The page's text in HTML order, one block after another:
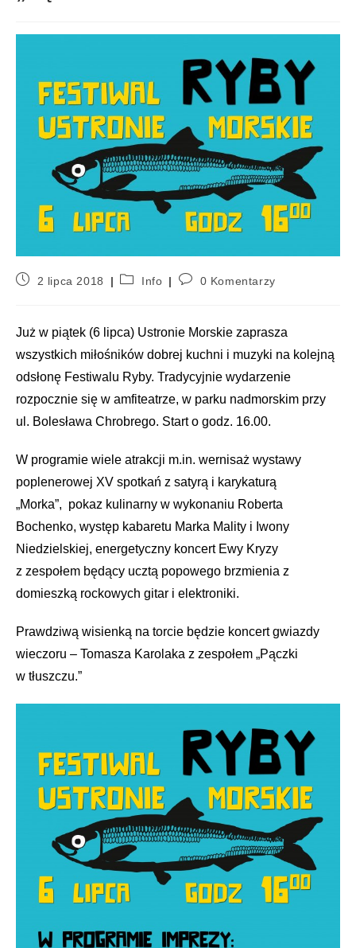
2 lipca 2018 Info 0 Komentarzy
Już w piątek (6 lipca) Ustronie Morskie zaprasza
wszystkich miłośników dobrej kuchni i muzyki na kolejną
odsłonę Festiwalu Ryby. Tradycyjnie wydarzenie
rozpocznie się w amfiteatrze, w parku nadmorskim przy
ul. Bolesława Chrobrego. Start o godz. 16.00.
W programie wiele atrakcji m.in. wernisaż wystawy
poplenerowej XV spotkań z satyrą i karykaturą
„Morka”, pokaz kulinarny w wykonaniu Roberta
Bochenko, występ kabaretu Marka Mality i Iwony
Niedzielskiej, energetyczny koncert Ewy Kryzy
z zespołem będący ucztą popowego brzmienia z
domieszką rockowych gitar i elektroniki.
Prawdziwą wisienką na torcie będzie koncert gwiazdy
wieczoru – Tomasza Karolaka z zespołem „Pączki
w tłuszczu.”